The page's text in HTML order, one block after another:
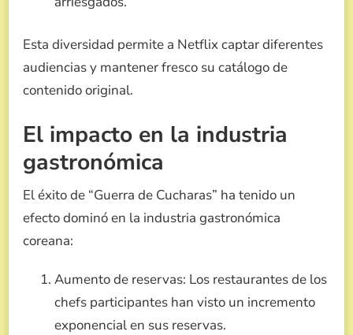
Esta diversidad permite a Netflix captar diferentes
audiencias y mantener fresco su catálogo de
contenido original.
El impacto en la industria
gastronómica
El éxito de “Guerra de Cucharas” ha tenido un
efecto dominó en la industria gastronómica
coreana:
Aumento de reservas: Los restaurantes de los
chefs participantes han visto un incremento
exponencial en sus reservas.